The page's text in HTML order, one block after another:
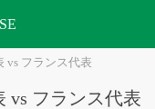
vs フランス代表
vs フランス代表